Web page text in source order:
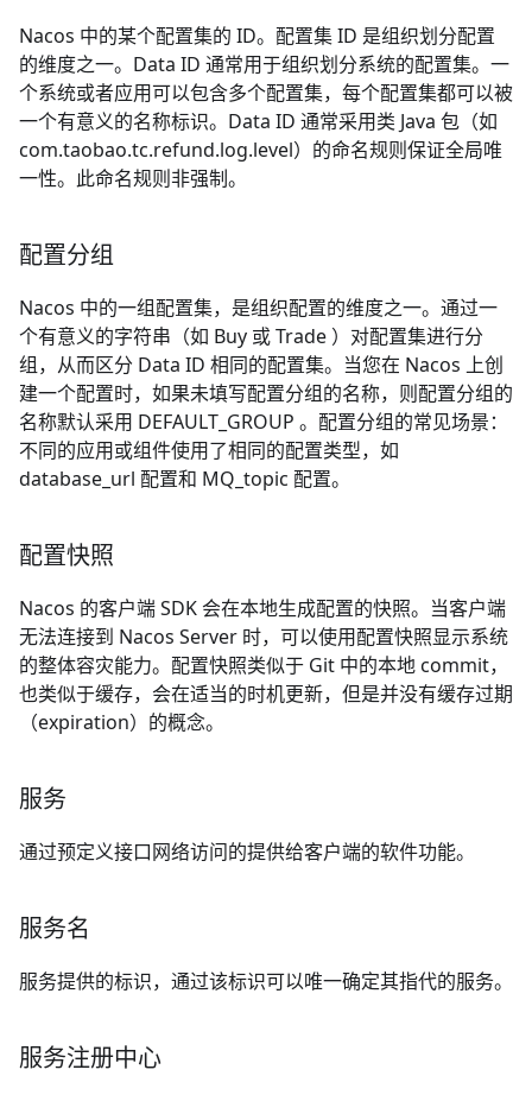
Nacos 中的某个配置集的 ID。配置集 ID 是组织划分配置
的维度之一。Data ID 通常用于组织划分系统的配置集。一
个系统或者应用可以包含多个配置集，每个配置集都可以被
一个有意义的名称标识。Data ID 通常采用类 Java 包（如
com.taobao.tc.refund.log.level）的命名规则保证全局唯
一性。此命名规则非强制。
配置分组
Nacos 中的一组配置集，是组织配置的维度之一。通过一
个有意义的字符串（如 Buy 或 Trade ）对配置集进行分
组，从而区分 Data ID 相同的配置集。当您在 Nacos 上创
建一个配置时，如果未填写配置分组的名称，则配置分组的
名称默认采用 DEFAULT GROUP 。配置分组的常见场景：
不同的应用或组件使用了相同的配置类型，如
database url 配置和 MQ topic 配置。
配置快照
Nacos 的客户端 SDK 会在本地生成配置的快照。当客户端
无法连接到 Nacos Server 时，可以使用配置快照显示系统
的整体容灾能力。配置快照类似于 Git 中的本地 commit，
也类似于缓存，会在适当的时机更新，但是并没有缓存过期
（expiration）的概念。
服务
通过预定义接口网络访问的提供给客户端的软件功能。
服务名
服务提供的标识，通过该标识可以唯一确定其指代的服务。
服务注册中心